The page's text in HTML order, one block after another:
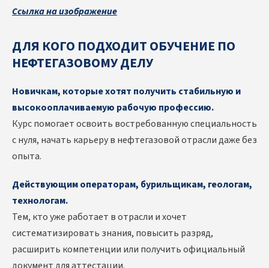
Ссылка на изображение
ДЛЯ КОГО ПОДХОДИТ ОБУЧЕНИЕ ПО
НЕФТЕГАЗОВОМУ ДЕЛУ
Новичкам, которые хотят получить стабильную и
высокооплачиваемую рабочую профессию.
Курс помогает освоить востребованную специальность
с нуля, начать карьеру в нефтегазовой отрасли даже без
опыта.
Действующим операторам, бурильщикам, геологам,
технологам.
Тем, кто уже работает в отрасли и хочет
систематизировать знания, повысить разряд,
расширить компетенции или получить официальный